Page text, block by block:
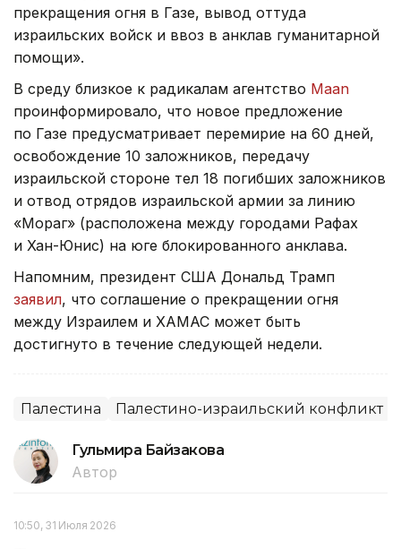
прекращения огня в Газе, вывод оттуда
израильских войск и ввоз в анклав гуманитарной
помощи».
В среду близкое к радикалам агентство Maan
проинформировало, что новое предложение
по Газе предусматривает перемирие на 60 дней,
освобождение 10 заложников, передачу
израильской стороне тел 18 погибших заложников
и отвод отрядов израильской армии за линию
«Мораг» (расположена между городами Рафах
и Хан-Юнис) на юге блокированного анклава.
Напомним, президент США Дональд Трамп
заявил, что соглашение о прекращении огня
между Израилем и ХАМАС может быть
достигнуто в течение следующей недели.
Палестина Палестино-израильский конфликт
Гульмира Байзакова
Автор
10:50, 31 Июля 2026